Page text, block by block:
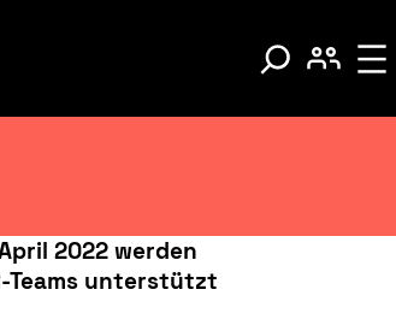
2022 werden
Teams unterstützt